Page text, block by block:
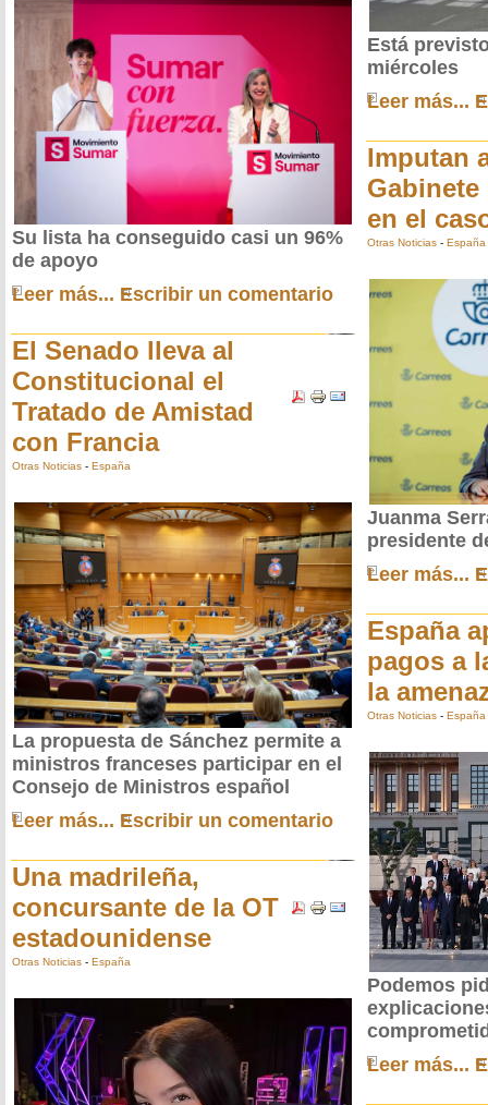
Su lista ha conseguido casi un 96%
de apoyo
Leer más... Escribir un comentario
El Senado lleva al
Constitucional el
Tratado de Amistad
con Francia
Otras Noticias - España
La propuesta de Sánchez permite a
ministros franceses participar en el
Consejo de Ministros español
Leer más... Escribir un comentario
Una madrileña,
concursante de la OT
estadounidense
Otras Noticias - España
Está
miércoles
Leer más...
Imputan
Gabinete
en el
Otras Noticias - España
Juanma
presidente
Leer más...
España
pagos a
la
Otras Noticias - España
Podemos
Leer más...